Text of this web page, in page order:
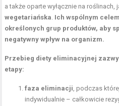
a także oparte wyłącznie na roślinach,
wegetariańska. Ich wspólnym
określonych grup produktów, aby
negatywny wpływ na organizm.
Przebieg diety eliminacyjnej
etapy:
faza eliminacji, podczas
indywidualnie – całkowicie